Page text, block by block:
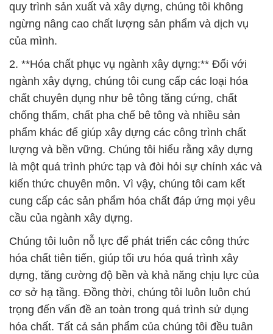
quy trình sản xuất và xây dựng, chúng tôi không
ngừng nâng cao chất lượng sản phẩm và dịch vụ
của mình.
2. **Hóa chất phục vụ ngành xây dựng:** Đối với
ngành xây dựng, chúng tôi cung cấp các loại hóa
chất chuyên dụng như bê tông tăng cứng, chất
chống thấm, chất pha chế bê tông và nhiều sản
phẩm khác để giúp xây dựng các công trình chất
lượng và bền vững. Chúng tôi hiểu rằng xây dựng
là một quá trình phức tạp và đòi hỏi sự chính xác và
kiến thức chuyên môn. Vì vậy, chúng tôi cam kết
cung cấp các sản phẩm hóa chất đáp ứng mọi yêu
cầu của ngành xây dựng.
Chúng tôi luôn nỗ lực để phát triển các công thức
hóa chất tiên tiến, giúp tối ưu hóa quá trình xây
dựng, tăng cường độ bền và khả năng chịu lực của
cơ sở hạ tầng. Đồng thời, chúng tôi luôn luôn chú
trọng đến vấn đề an toàn trong quá trình sử dụng
hóa chất. Tất cả sản phẩm của chúng tôi đều tuân